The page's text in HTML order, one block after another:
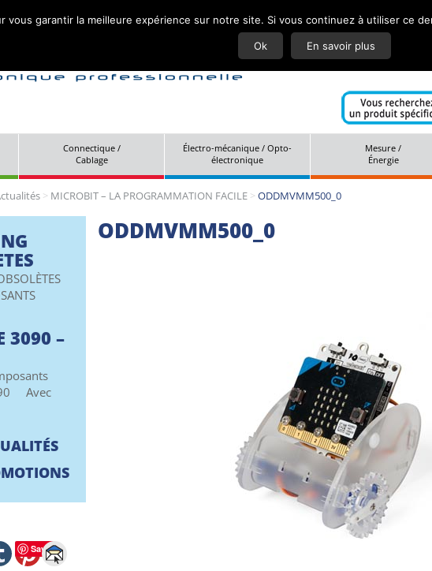
Connectique /
Cablage
Électro-mécanique / Opto-
électronique
Mesure /
Énergie
> MICROBIT – LA PROGRAMMATION FACILE > ODDMVMM500_0
ODDMVMM500_0
3090 –
Avec
Save
vous garantir la meilleure expérience sur notre site. Si vous continuez à utiliser ce
Ok En savoir plus